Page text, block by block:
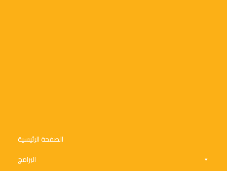
الصفحة الرئيسية
البرامج